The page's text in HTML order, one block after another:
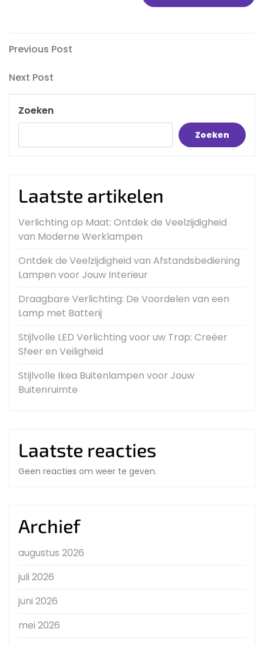
Bericht
navigatie
Previous
Previous Post
Next
Next Post
Zoeken
Zoeken
Laatste artikelen
Verlichting op Maat: Ontdek de Veelzijdigheid
van Moderne Werklampen
Ontdek de Veelzijdigheid van Afstandsbediening
Lampen voor Jouw Interieur
Draagbare Verlichting: De Voordelen van een
Lamp met Batterij
Stijlvolle LED Verlichting voor uw Trap: Creëer
Sfeer en Veiligheid
Stijlvolle Ikea Buitenlampen voor Jouw
Buitenruimte
Laatste reacties
Geen reacties om weer te geven.
Archief
augustus 2026
juli 2026
juni 2026
mei 2026